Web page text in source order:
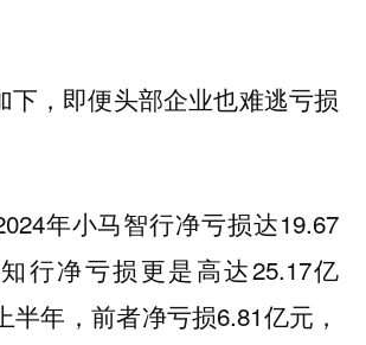
下，即便头部企业也难逃亏损
年小马智行净亏损达19.67
行净亏损更是高达25.17亿
半年，前者净亏损6.81亿元，